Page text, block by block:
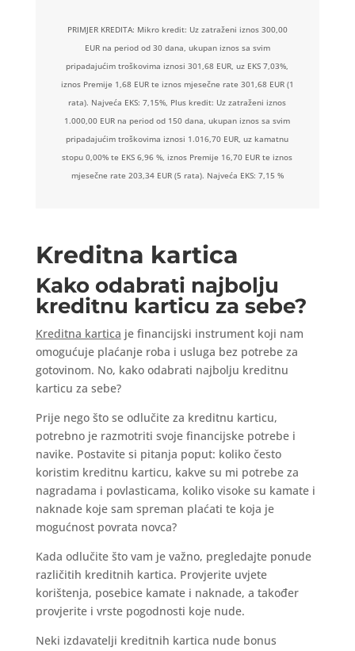
PRIMJER KREDITA: Mikro kredit: Uz zatraženi iznos 300,00
EUR na period od 30 dana, ukupan iznos sa svim
pripadajućim troškovima iznosi 301,68 EUR, uz EKS 7,03%,
iznos Premije 1,68 EUR te iznos mjesečne rate 301,68 EUR (1
rata). Najveća EKS: 7,15%, Plus kredit: Uz zatraženi iznos
1.000,00 EUR na period od 150 dana, ukupan iznos sa svim
pripadajućim troškovima iznosi 1.016,70 EUR, uz kamatnu
stopu 0,00% te EKS 6,96 %, iznos Premije 16,70 EUR te iznos
mjesečne rate 203,34 EUR (5 rata). Najveća EKS: 7,15 %
Kreditna kartica
Kako odabrati najbolju
kreditnu karticu za sebe?
Kreditna kartica je financijski instrument koji nam
omogućuje plaćanje roba i usluga bez potrebe za
gotovinom. No, kako odabrati najbolju kreditnu
karticu za sebe?
Prije nego što se odlučite za kreditnu karticu,
potrebno je razmotriti svoje financijske potrebe i
navike. Postavite si pitanja poput: koliko često
koristim kreditnu karticu, kakve su mi potrebe za
nagradama i povlasticama, koliko visoke su kamate i
naknade koje sam spreman plaćati te koja je
mogućnost povrata novca?
Kada odlučite što vam je važno, pregledajte ponude
različitih kreditnih kartica. Provjerite uvjete
korištenja, posebice kamate i naknade, a također
provjerite i vrste pogodnosti koje nude.
Neki izdavatelji kreditnih kartica nude bonus